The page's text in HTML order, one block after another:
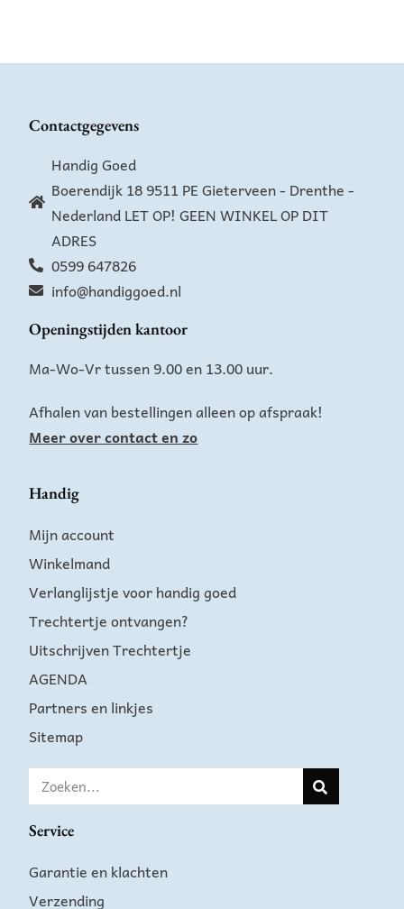
v
Contactgegevens
Handig Goed
Boerendijk 18 9511 PE Gieterveen - Drenthe -
Nederland LET OP! GEEN WINKEL OP DIT
ADRES
0599 647826
info@handiggoed.nl
Openingstijden kantoor
Ma-Wo-Vr tussen 9.00 en 13.00 uur.
Afhalen van bestellingen alleen op afspraak!
Meer over contact en zo
Handig
Mijn account
Winkelmand
Verlanglijstje voor handig goed
Trechtertje ontvangen?
Uitschrijven Trechtertje
AGENDA
Partners en linkjes
Sitemap
Service
Garantie en klachten
Verzending